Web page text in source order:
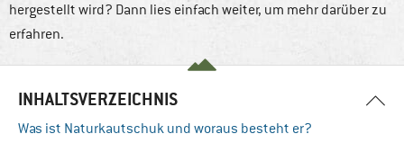
hergestellt wird? Dann lies einfach weiter, um mehr darüber zu
erfahren.
INHALTSVERZEICHNIS
Was ist Naturkautschuk und woraus besteht er?